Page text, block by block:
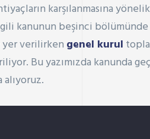
karşılanmasına
kanunun beşinci
yer verilirken genel kurul
Bu yazımızda kanunda
alıyoruz.